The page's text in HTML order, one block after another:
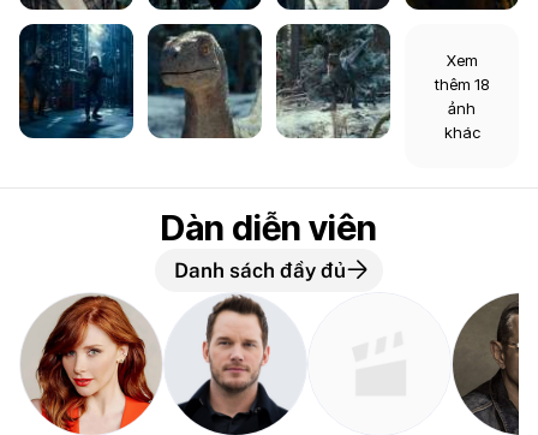
Xem
thêm 18
ảnh
khác
Dàn diễn viên
Danh sách đầy đủ